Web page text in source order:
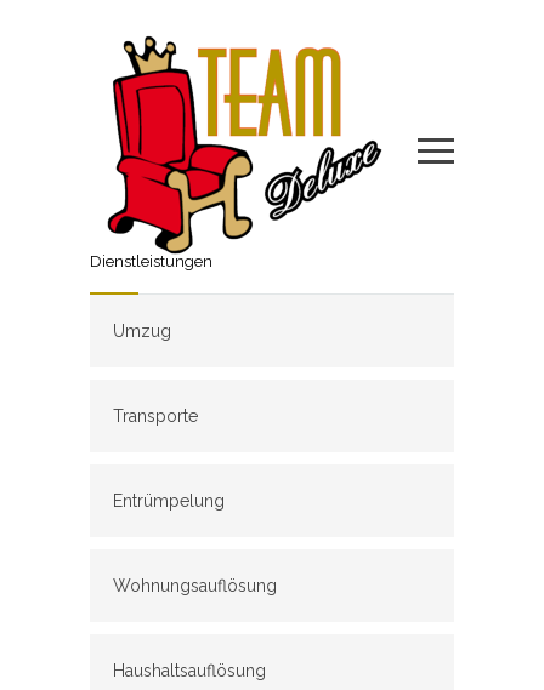
Dienstleistungen
Umzug
Transporte
Entrümpelung
Wohnungsauflösung
Haushaltsauflösung